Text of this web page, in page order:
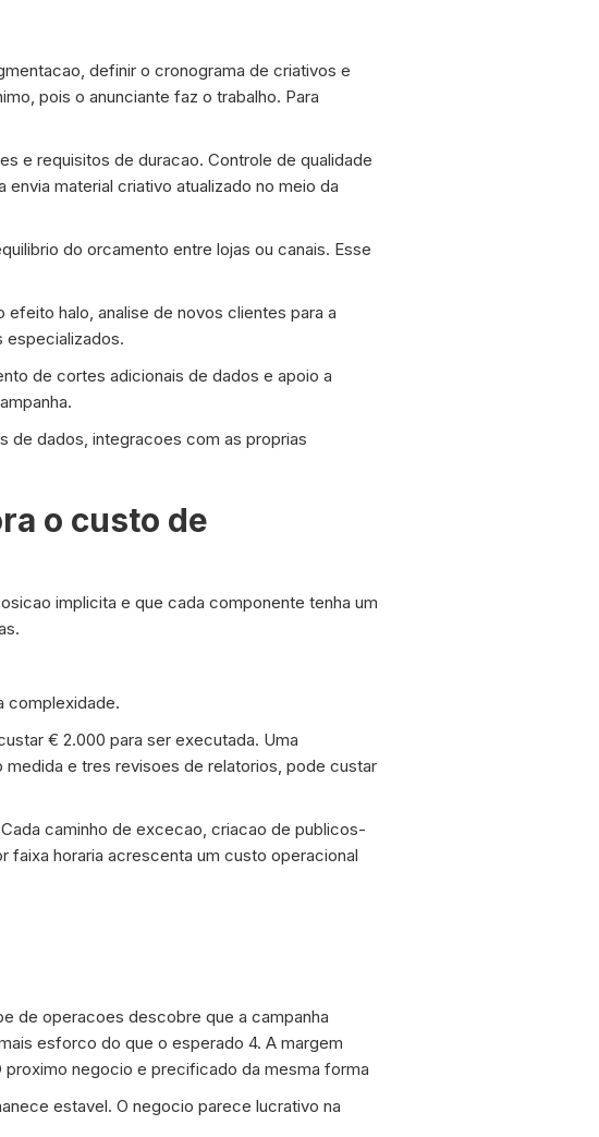
definir o cronograma de criativos e
pois o anunciante faz o trabalho. Para
e requisitos de duracao. Controle de qualidade
material criativo atualizado no meio da
do orcamento entre lojas ou canais. Esse
halo, analise de novos clientes para a
especializados.
de cortes adicionais de dados e apoio a
de dados, integracoes com as proprias
o custo de
implicita e que cada componente tenha um
complexidade.
€ 2.000 para ser executada. Uma
e tres revisoes de relatorios, pode custar
caminho de excecao, criacao de publicos-
faixa horaria acrescenta um custo operacional
de operacoes descobre que a campanha
esforco do que o esperado 4. A margem
negocio e precificado da mesma forma
estavel. O negocio parece lucrativo na